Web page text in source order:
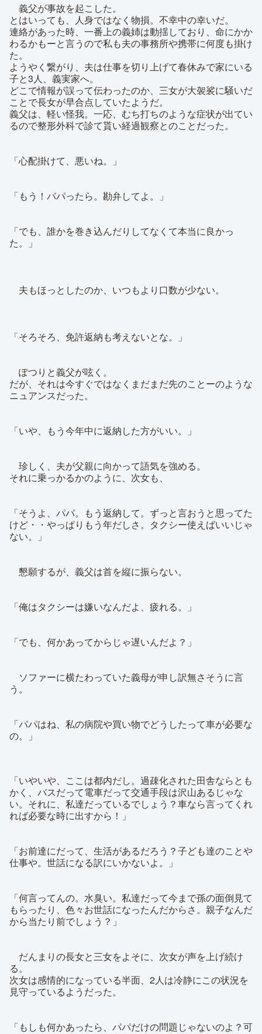
義父が事故を起こした。
とはいっても、人身ではなく物損。不幸中の幸いだ。
連絡があった時、一番上の義姉は動揺しており、命にかか
わるかもーと言うので私も夫の事務所や携帯に何度も掛け
た。
ようやく繋がり、夫は仕事を切り上げて春休みで家にいる
子と3人、義実家へ。
どこで情報が誤って伝わったのか、三女が大袈裟に騒いだ
ことで長女が早合点していたようだ。
義父は、軽い怪我。一応、むち打ちのような症状が出てい
るので整形外科で診て貰い経過観察とのことだった。
「心配掛けて、悪いね。」
「もう！パパったら。勘弁してよ。」
「でも、誰かを巻き込んだりしてなくて本当に良かっ
た。」
夫もほっとしたのか、いつもより口数が少ない。
「そろそろ、免許返納も考えないとな。」
ぽつりと義父が呟く。
だが、それは今すぐではなくまだまだ先のことーのような
ニュアンスだった。
「いや、もう今年中に返納した方がいい。」
珍しく、夫が父親に向かって語気を強める。
それに乗っかるかのように、次女も、
「そうよ、パパ。もう返納して。ずっと言おうと思ってた
けど・・やっぱりもう年だしさ。タクシー使えばいいじゃ
ない。」
懇願するが、義父は首を縦に振らない。
「俺はタクシーは嫌いなんだよ、疲れる。」
「でも、何かあってからじゃ遅いんだよ？」
ソファーに横たわっていた義母が申し訳無さそうに言
う。
「パパはね、私の病院や買い物でどうしたって車が必要な
の。」
「いやいや、ここは都内だし。過疎化された田舎ならとも
かく、バスだって電車だって交通手段は沢山あるじゃな
い。それに、私達だっているでしょう？車なら言ってくれ
れば必要な時に出すから！」
「お前達にだって、生活があるだろう？子ども達のことや
仕事や。世話になる訳にいかないよ。」
「何言ってんの。水臭い。私達だって今まで孫の面倒見て
もらったり、色々お世話になったんだからさ。親子なんだ
から当たり前でしょう？」
だんまりの長女と三女をよそに、次女が声を上げ続け
る。
次女は感情的になっている半面、2人は冷静にこの状況を
見守っているようだった。
「もしも何かあったら、パパだけの問題じゃないのよ？可